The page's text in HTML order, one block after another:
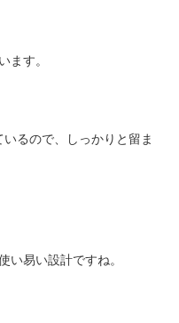
ます。
るので、しっかりと留ま
い易い設計ですね。